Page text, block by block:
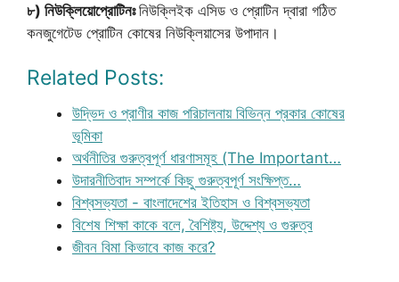
৮) নিউক্লিয়োপ্রোটিনঃনিউক্লিইক এসিড ও প্রোটিন দ্বারা গঠিত
কনজুগেটেড প্রোটিন কোষের নিউক্লিয়াসের উপাদান।
Related Posts:
উদ্ভিদ ও প্রাণীর কাজ পরিচালনায় বিভিন্ন প্রকার কোষের
ভূমিকা
অর্থনীতির গুরুত্বপূর্ণ ধারণাসমূহ (The Important…
উদারনীতিবাদ সম্পর্কে কিছু গুরুত্বপূর্ণ সংক্ষিপ্ত…
বিশ্বসভ্যতা - বাংলাদেশের ইতিহাস ও বিশ্বসভ্যতা
বিশেষ শিক্ষা কাকে বলে, বৈশিষ্ট্য, উদ্দেশ্য ও গুরুত্ব
জীবন বিমা কিভাবে কাজ করে?